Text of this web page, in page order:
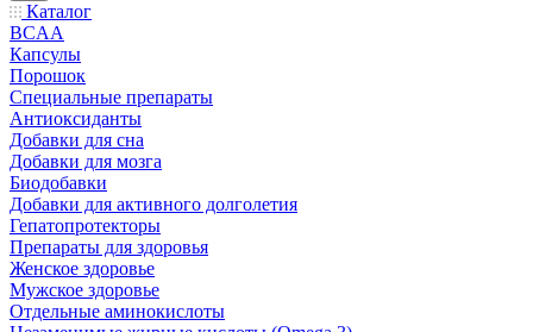
Каталог
BCAA
Капсулы
Порошок
Cпециальные препараты
Антиоксиданты
Добавки для сна
Добавки для мозга
Биодобавки
Добавки для активного долголетия
Гепатопротекторы
Препараты для здоровья
Женское здоровье
Мужское здоровье
Отдельные аминокислоты